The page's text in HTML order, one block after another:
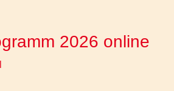
2026 online